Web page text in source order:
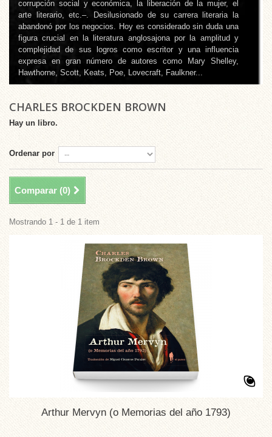
corrupción social y económica, la liberación de la mujer, el
arte literario, etc.–. Desilusionado de su carrera literaria la
abandonó por los negocios. Hoy es considerado sin duda una
figura crucial en la literatura anglosajona por la amplitud y
complejidad de sus logros como escritor y una influencia
expresa en gran número de autores como Mary Shelley,
Hawthorne, Scott, Keats, Poe, Lovecraft, Faulkner...
CHARLES BROCKDEN BROWN
Hay un libro.
Ordenar por
Comparar (0)
Mostrando 1 - 1 de 1 item
Arthur Mervyn (o Memorias del año 1793)